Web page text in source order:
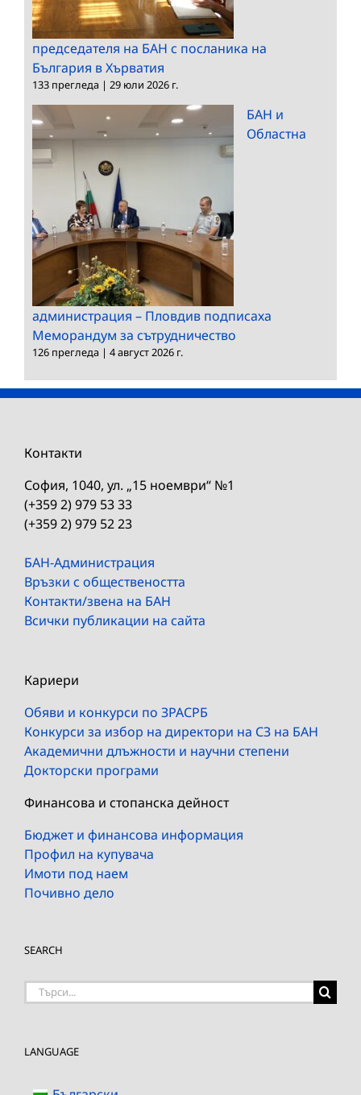
председателя на БАН с посланика на
България в Хърватия
133 прегледа | 29 юли 2026 г.
БАН и
Областна
администрация – Пловдив подписаха
Меморандум за сътрудничество
126 прегледа | 4 август 2026 г.
Контакти
София, 1040, ул. „15 ноември“ №1
(+359 2) 979 53 33
(+359 2) 979 52 23
БАН-Администрация
Връзки с обществеността
Контакти/звена на БАН
Всички публикации на сайта
Кариери
Обяви и конкурси по ЗРАСРБ
Конкурси за избор на директори на СЗ на БАН
Академични длъжности и научни степени
Докторски програми
Финансова и стопанска дейност
Бюджет и финансова информация
Профил на купувача
Имоти под наем
Почивно дело
SEARCH
Търсене
LANGUAGE